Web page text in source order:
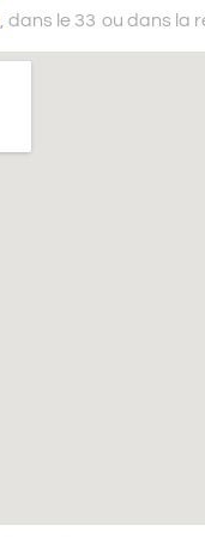
, dans le 33 ou dans la